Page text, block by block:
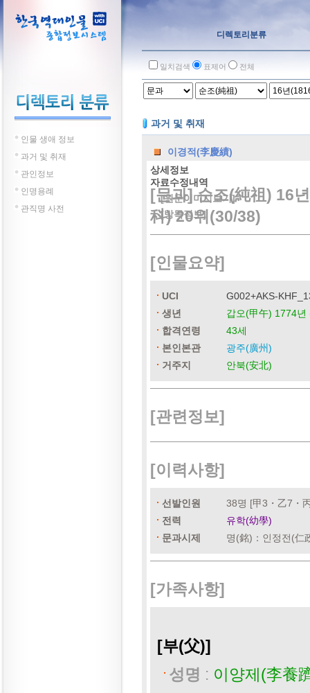
인물 생애 정보
과거 및 취재
관인정보
인명용례
관직명 사전
디렉토리분류
일치검색 표제어 전체
과거 및 취재
이경적(李慶績)
상세정보
자료수정내역
[원문이미지보기]
[방목정보]
[문과] 순조(純祖) 16
科) 20위(30/38)
[인물요약]
UCI
G002+AKS-
생년
갑오(甲午) 1774년
합격연령
43세
본인본관
광주(廣州)
거주지
안북(安北)
[관련정보]
[이력사항]
선발인원
38명 [甲3・乙7・
전력
유학(幼學)
문과시제
명(銘)：인정전(仁
[가족사항]
[부(父)]
성명 : 이양제(李養